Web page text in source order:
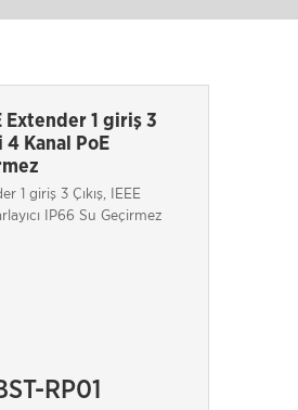
Extender 1 giriş 3
4 Kanal PoE
1 giriş 3 Çıkış, IEEE
IP66 Su Geçirmez
RP01